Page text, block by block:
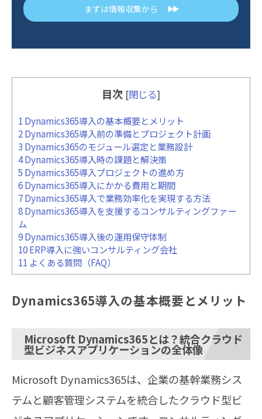
まずは情報収集から ▶▶
目次 [閉じる]
1 Dynamics365導入の基本概要とメリット
2Dynamics365導入前の準備とプロジェクト計画
3 Dynamics365のモジュール選定と業務設計
4Dynamics365導入時の課題と解決策
5 Dynamics365導入プロジェクトの進め方
6Dynamics365導入にかかる費用と期間
7Dynamics365導入で業務効率化を実現する方法
8Dynamics365導入を支援するコンサルティングファー
ム
9Dynamics365導入後の運用保守体制
10ERP導入に強いコンサルティング会社
11 よくある質問（FAQ）
Dynamics365導入の基本概要とメリット
Microsoft Dynamics365とは？統合クラウド
型ビジネスアプリケーションの全体像
Microsoft Dynamics365は、企業の基幹業務シス
テムと顧客管理システムを統合したクラウド型ビ